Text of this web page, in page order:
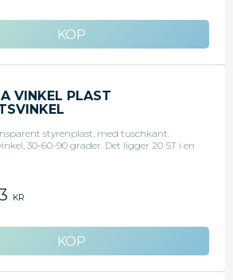
VINKEL PLAST
styrenplast, med tuschkant.
30-60-90 grader. Det ligger 20 ST i en
KR